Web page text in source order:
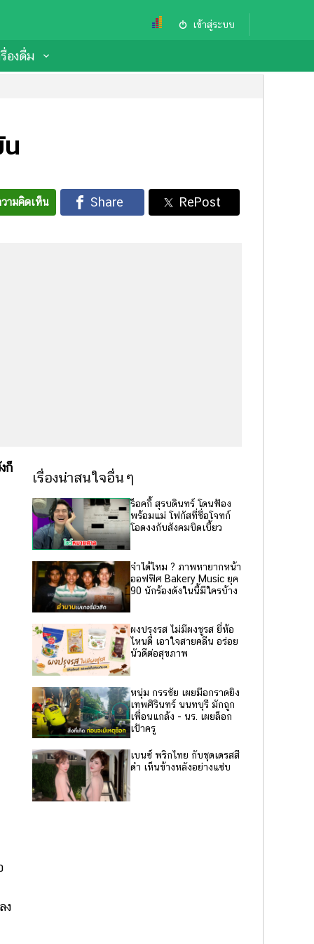
เข้าสู่ระบบ
องดื่ม
ามคิดเห็น
ก็
ง
เรื่องน่าสนใจอื่นๆ
ร็อคกี้ สุรบดินทร์ โดนฟ้อง
พร้อมแม่ โฟกัสที่ชื่อโจทก์
โอดงงกับสังคมบิดเบี้ยว
จำได้ไหม ? ภาพหายากหน้า
ออฟฟิศ Bakery Music ยุค
90 นักร้องดังในนี้มีใครบ้าง
ผงปรุงรส ไม่มีผงชูรส ยี่ห้อ
ไหนดี เอาใจสายคลีน อร่อย
นัวดีต่อสุขภาพ
หนุ่ม กรรชัย เผยมือกราดยิง
เทพศิรินทร์ นนทบุรี มักถูก
เพื่อนแกล้ง - นร. เผยล็อก
เป้าครู
เบนซ์ พริกไทย กับชุดเดรสสี
ดำ เห็นข้างหลังอย่างแซ่บ